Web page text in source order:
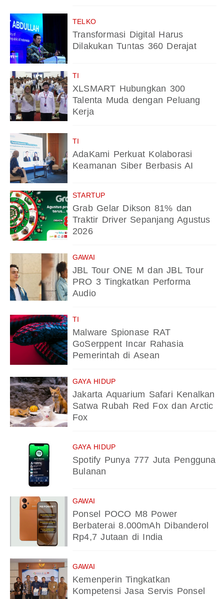
TELKO
Transformasi Digital Harus
Dilakukan Tuntas 360 Derajat
TI
XLSMART Hubungkan 300
Talenta Muda dengan Peluang
Kerja
TI
AdaKami Perkuat Kolaborasi
Keamanan Siber Berbasis AI
STARTUP
Grab Gelar Dikson 81% dan
Traktir Driver Sepanjang Agustus
2026
GAWAI
JBL Tour ONE M dan JBL Tour
PRO 3 Tingkatkan Performa
Audio
TI
Malware Spionase RAT
GoSerppent Incar Rahasia
Pemerintah di Asean
GAYA HIDUP
Jakarta Aquarium Safari Kenalkan
Satwa Rubah Red Fox dan Arctic
Fox
GAYA HIDUP
Spotify Punya 777 Juta Pengguna
Bulanan
GAWAI
Ponsel POCO M8 Power
Berbaterai 8.000mAh Dibanderol
Rp4,7 Jutaan di India
GAWAI
Kemenperin Tingkatkan
Kompetensi Jasa Servis Ponsel